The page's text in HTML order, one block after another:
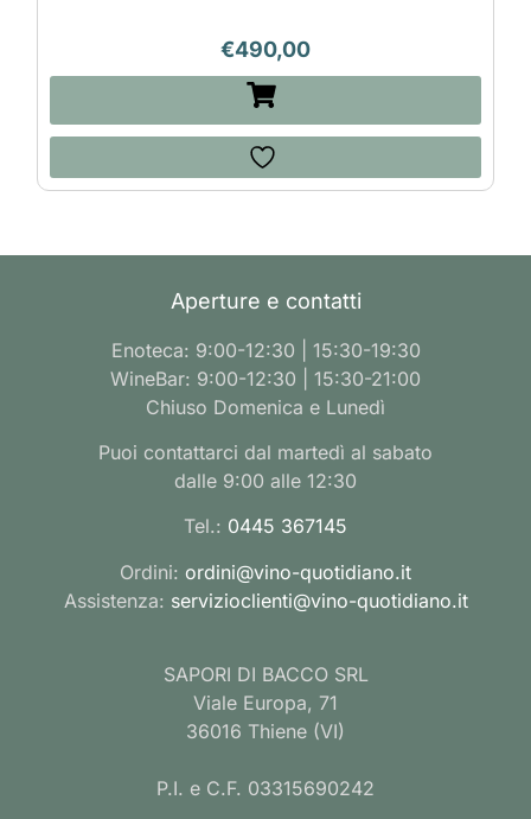
€490,00
Aperture e contatti
Enoteca: 9:00-12:30 | 15:30-19:30
WineBar: 9:00-12:30 | 15:30-21:00
Chiuso Domenica e Lunedì
Puoi contattarci dal martedì al sabato
dalle 9:00 alle 12:30
Tel.: 0445 367145
Ordini: ordini@vino-quotidiano.it
Assistenza: servizioclienti@vino-quotidiano.it
SAPORI DI BACCO SRL
Viale Europa, 71
36016 Thiene (VI)
P.I. e C.F. 03315690242